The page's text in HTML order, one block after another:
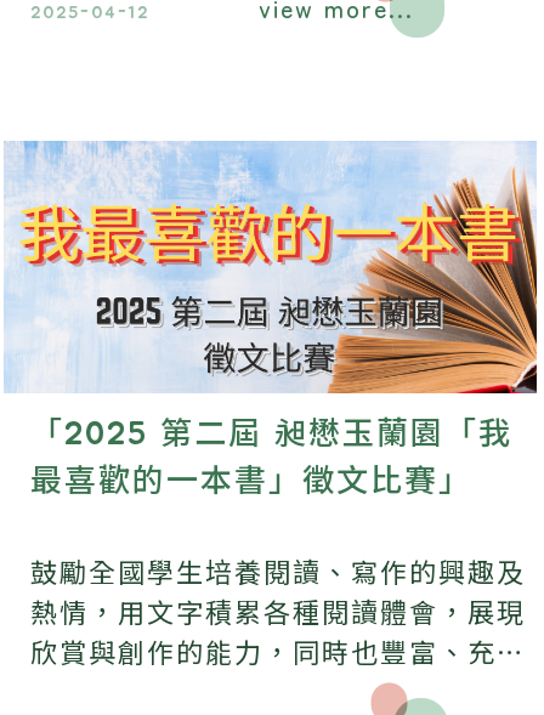
2025-04-12 view more...
「2025 第二屆 昶懋玉蘭園「我
最喜歡的一本書」徵文比賽」
鼓勵全國學生培養閱讀、寫作的興趣及
熱情，用文字積累各種閱讀體會，展現
欣賞與創作的能力，同時也豐富、充實
學生課餘文化生活，歡迎大家踴躍報